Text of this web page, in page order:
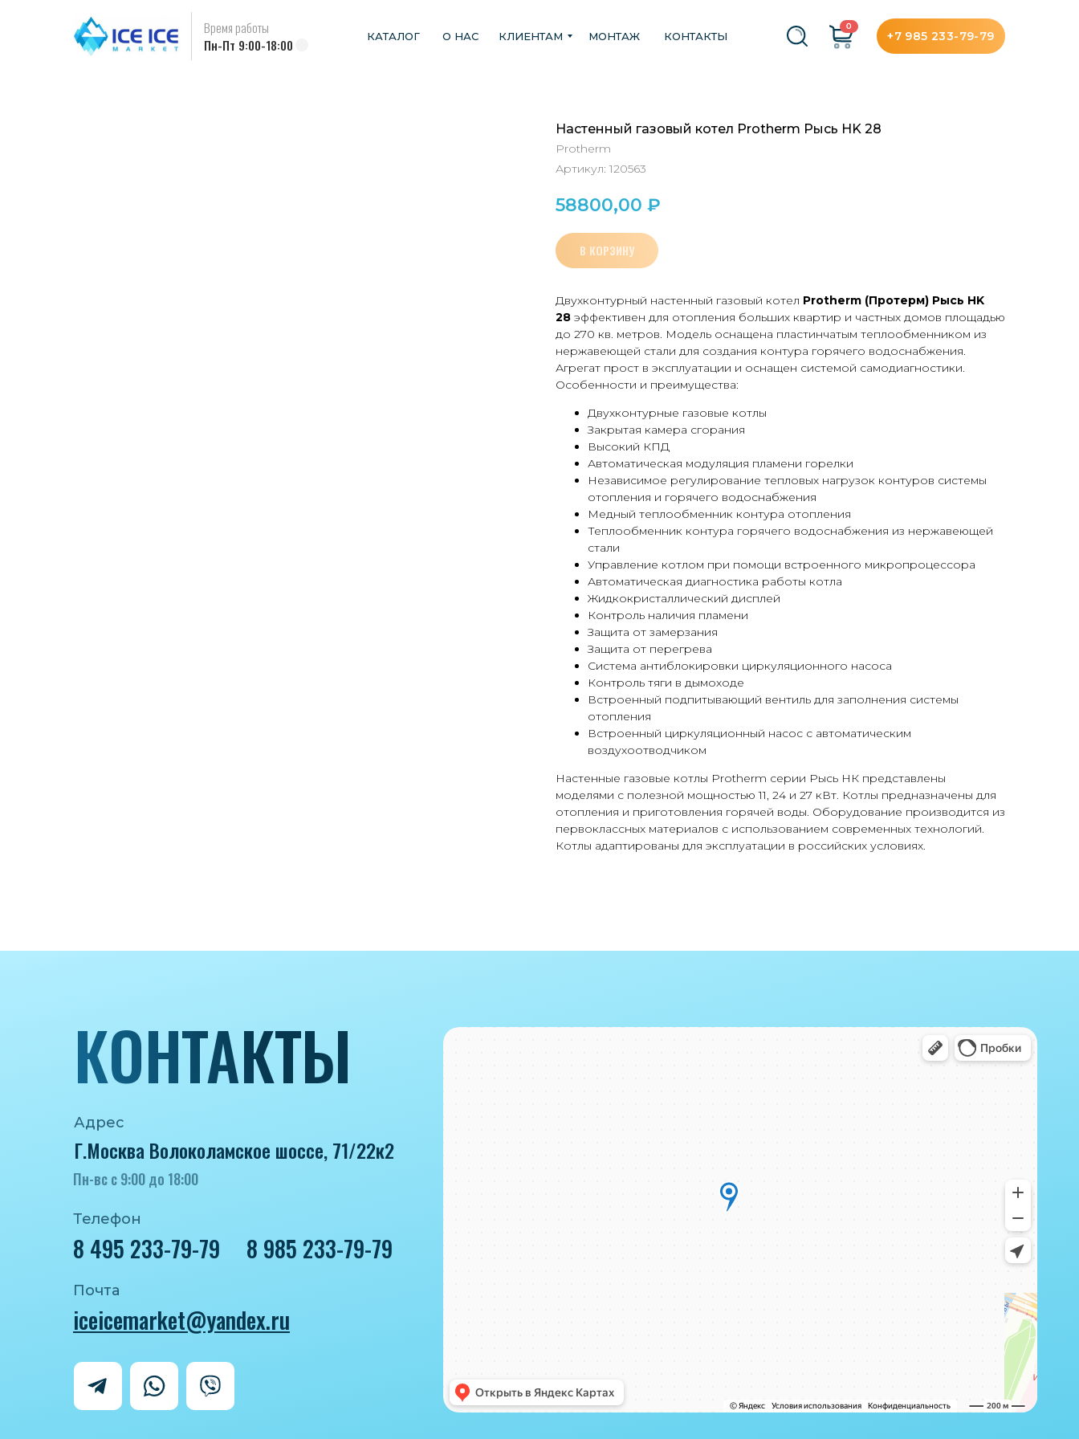
КАТАЛОГ О НАС КЛИЕНТАМ МОНТАЖ КОНТАКТЫ
0
+7 985 233-79-79
Пн-Пт 9:00-18:00
Время работы
Настенный газовый котел Protherm Рысь HK 28
Protherm
Артикул: 120563
58800,00 ₽
В КОРЗИНУ
Двухконтурный настенный газовый котел Protherm (Протерм) Рысь HK
28 эффективен для отопления больших квартир и частных домов площадью
до 270 кв. метров. Модель оснащена пластинчатым теплообменником из
нержавеющей стали для создания контура горячего водоснабжения.
Агрегат прост в эксплуатации и оснащен системой самодиагностики.
Особенности и преимущества:
Двухконтурные газовые котлы
Закрытая камера сгорания
Высокий КПД
Автоматическая модуляция пламени горелки
Независимое регулирование тепловых нагрузок контуров системы
отопления и горячего водоснабжения
Медный теплообменник контура отопления
Теплообменник контура горячего водоснабжения из нержавеющей
стали
Управление котлом при помощи встроенного микропроцессора
Автоматическая диагностика работы котла
Жидкокристаллический дисплей
Контроль наличия пламени
Защита от замерзания
Защита от перегрева
Система антиблокировки циркуляционного насоса
Контроль тяги в дымоходе
Встроенный подпитывающий вентиль для заполнения системы
отопления
Встроенный циркуляционный насос с автоматическим
воздухоотводчиком
Настенные газовые котлы Protherm серии Рысь НК представлены
моделями с полезной мощностью 11, 24 и 27 кВт. Котлы предназначены для
отопления и приготовления горячей воды. Оборудование производится из
первоклассных материалов с использованием современных технологий.
Котлы адаптированы для эксплуатации в российских условиях.
Адрес
Г.Москва Волоколамское шоссе, 71/22к2
Пн-вс с 9:00 до 18:00
Телефон
8 495 233-79-79
Почта
iceicemarket@yandex.ru
8 985 233-79-79
КОНТАКТЫ